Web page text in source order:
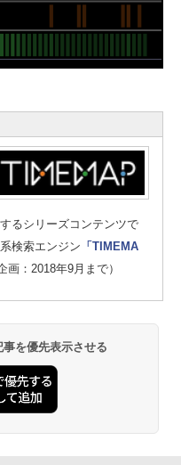
るシリーズコンテンツで
検索エンジン 「TIMEMA
：2018年9月まで）
を優先表示させる